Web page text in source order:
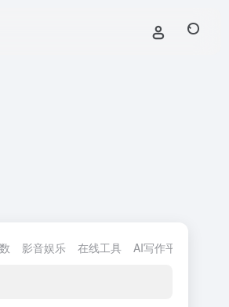
影音娱乐 在线工具 AI写作平台